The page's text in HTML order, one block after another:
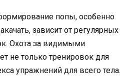
попы, особенно
зависит от регулярных
Охота за видимыми
не только тренировок для
упражнений для всего тела.